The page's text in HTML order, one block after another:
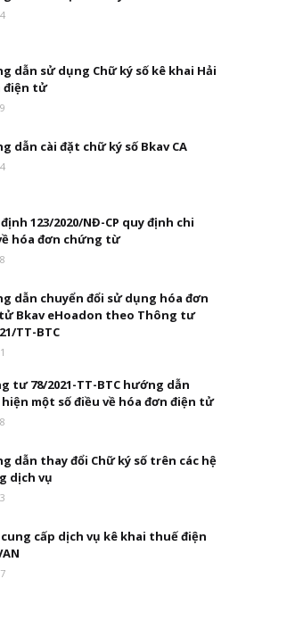
dẫn sử dụng Chữ ký số kê khai Hải
điện tử
dẫn cài đặt chữ ký số Bkav CA
123/2020/NĐ-CP quy định chi
hóa đơn chứng từ
dẫn chuyển đổi sử dụng hóa đơn
Bkav eHoadon theo Thông tư
TT-BTC
tư 78/2021-TT-BTC hướng dẫn
một số điều về hóa đơn điện tử
dẫn thay đổi Chữ ký số trên các hệ
dịch vụ
cung cấp dịch vụ kê khai thuế điện